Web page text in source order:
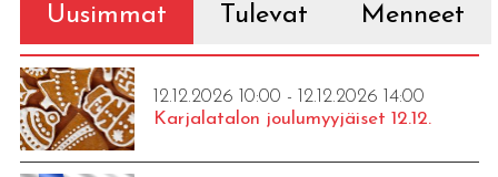
Uusimmat Tulevat Menneet
12.12.2026 10:00 - 12.12.2026 14:00
Karjalatalon joulumyyjäiset 12.12.